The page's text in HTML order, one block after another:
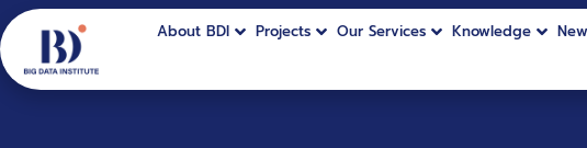
About BDI Projects Our Services Knowledge